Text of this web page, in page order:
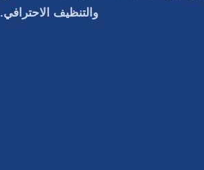
والتنظيف الاحترافي.